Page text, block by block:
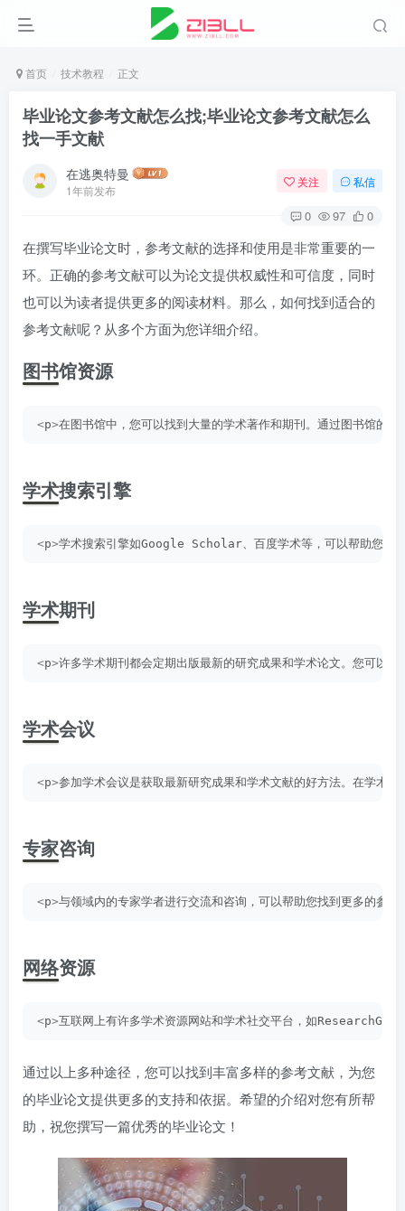
首页 技术教程 正文
毕业论文参考文献怎么找;毕业论文参考文献怎么
找一手文献
在逃奥特曼
1年前发布
关注 私信
0 97 0
在撰写毕业论文时，参考文献的选择和使用是非常重要的一
环。正确的参考文献可以为论文提供权威性和可信度，同时
也可以为读者提供更多的阅读材料。那么，如何找到适合的
参考文献呢？从多个方面为您详细介绍。
图书馆资源
<p>在图书馆中，您可以找到大量的学术著作和期刊。通过图书馆的
学术搜索引擎
<p>学术搜索引擎如Google Scholar、百度学术等，可以帮助您找到
学术期刊
<p>许多学术期刊都会定期出版最新的研究成果和学术论文。您可以
学术会议
<p>参加学术会议是获取最新研究成果和学术文献的好方法。在学术
专家咨询
<p>与领域内的专家学者进行交流和咨询，可以帮助您找到更多的参
网络资源
<p>互联网上有许多学术资源网站和学术社交平台，如
通过以上多种途径，您可以找到丰富多样的参考文献，为您
的毕业论文提供更多的支持和依据。希望的介绍对您有所帮
助，祝您撰写一篇优秀的毕业论文！